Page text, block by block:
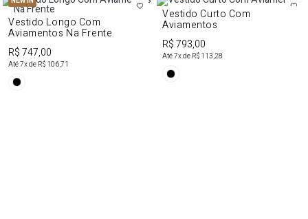
Vestido Longo Com
Aviamentos Na Frente
R$ 747,00
Até7x de R$ 106,71
Vestido Curto Com
Aviamentos
R$ 793,00
Até7x de R$ 113,28